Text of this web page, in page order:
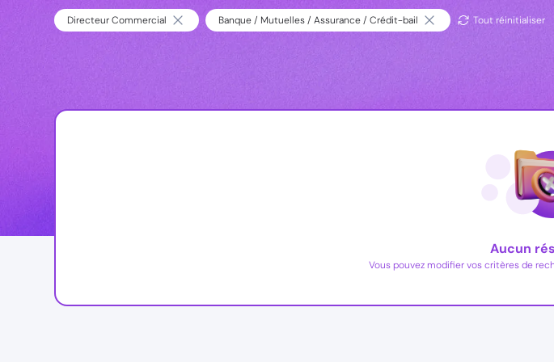
Directeur Commercial Banque / Mutuelles / Assurance / Crédit-bail Tout réinitialiser
Aucun
Vous pouvez modifier vos critères de